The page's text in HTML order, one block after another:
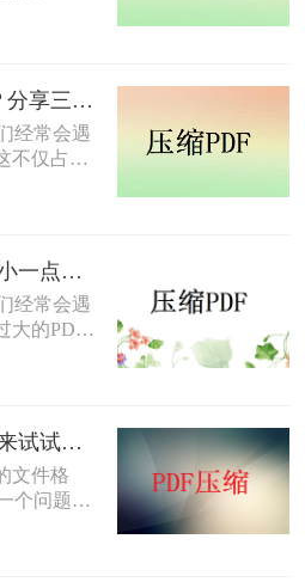
，那么如
影响文件
pdf压缩？
pdf文件太大怎么变小？分享三种简单且实用的方法！
经常会遇
不仅占用
输速度也
来了极大
三种简单
件的大
PDF文件过大怎么压缩小一点？这三种压缩方法快来看！
经常会遇
大的PDF
空间，而
便。因
将介绍几
压缩PDF
PDF太大如何缩小？快来试试这二方法！
文件格
个问题：
过电子邮
文件时，